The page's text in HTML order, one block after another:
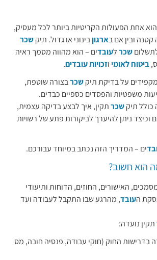
אחת הפעולות הקריטיות ביותר לכל מעסיק,
ובין אם בארגוןבינוני או גדול. תיקשכר
שכרלעובדים – הוא מהווה מסמך ראיה
ביטוח לאומיוזכויות עובדים.
על בדיקת תיקשכרבצורה שוטפת,
משפטיות והפסדים כספיים כבדים.
תיקשכרתקין, איך לבצע בדיקה עצמית,
וכיצד ניתן להיערך לביקורות פתע של רשויות
ים – המדריך הזה נכתב במיוחד עבורכם.
הוא חשוב?
האישורים, החוזים, הדוחות ותיעודי
העובד, מהרגע שבו התקבל לעבודה ועד
נועדה:
בדרישות החוק (חוקי עבודה, פנסיה חובה, מס